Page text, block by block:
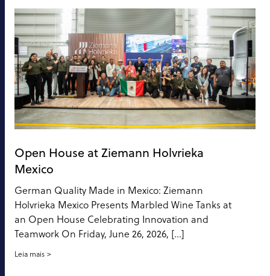
Open House at Ziemann Holvrieka
Mexico
German Quality Made in Mexico: Ziemann
Holvrieka Mexico Presents Marbled Wine Tanks at
an Open House Celebrating Innovation and
Teamwork On Friday, June 26, 2026, […]
Leia mais